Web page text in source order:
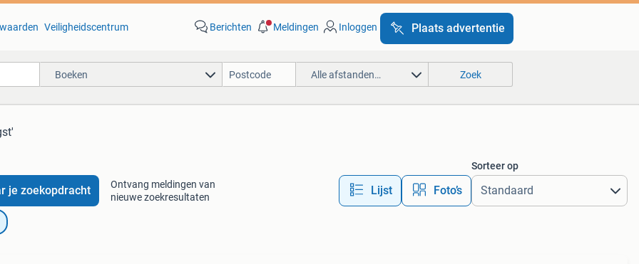
Veiligheidscentrum Berichten Meldingen Inloggen Plaats advertentie
Boeken Alle afstanden… Zoek
je zoekopdracht
Ontvang meldingen van
nieuwe zoekresultaten
Lijst Foto’s
Sorteer op